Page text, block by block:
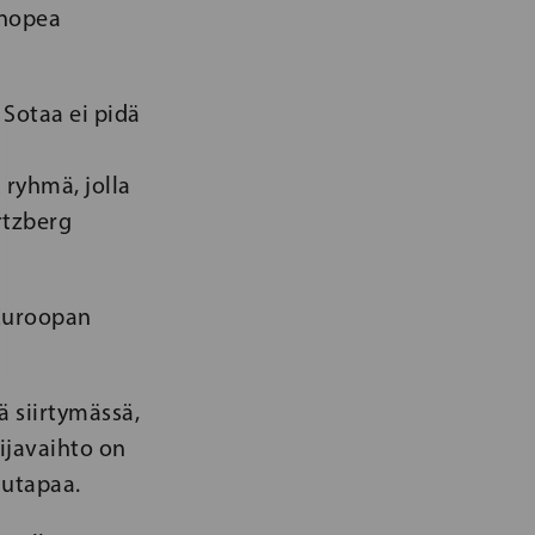
ei pidä
jolla
siirtymässä,
on